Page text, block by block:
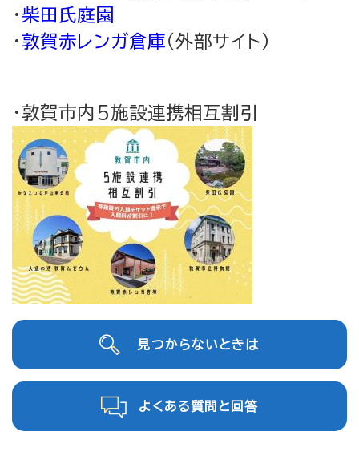
・柴田氏庭園
・ 敦賀赤レンガ倉庫（外部サイト）
・敦賀市内5施設連携相互割引
見つからないときは
よくある質問と回答